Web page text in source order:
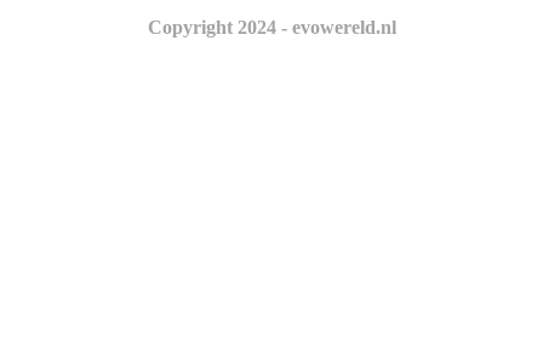
Copyright 2024 - evowereld.nl